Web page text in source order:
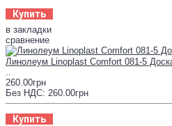
Купить
в закладки
сравнение
Линолеум Linoplast Comfort 081-5
..
260.00грн
Без НДС: 260.00грн
Купить